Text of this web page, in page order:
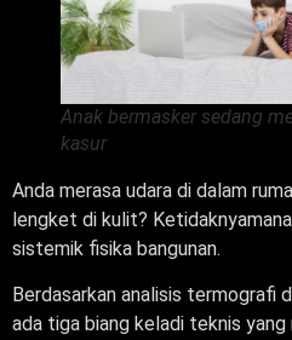
Anak bermasker sedang
kasur
Anda merasa udara di dalam
lengket di kulit?
sistemik fisika bangunan.
Berdasarkan analisis termografi
ada tiga biang keladi teknis yang